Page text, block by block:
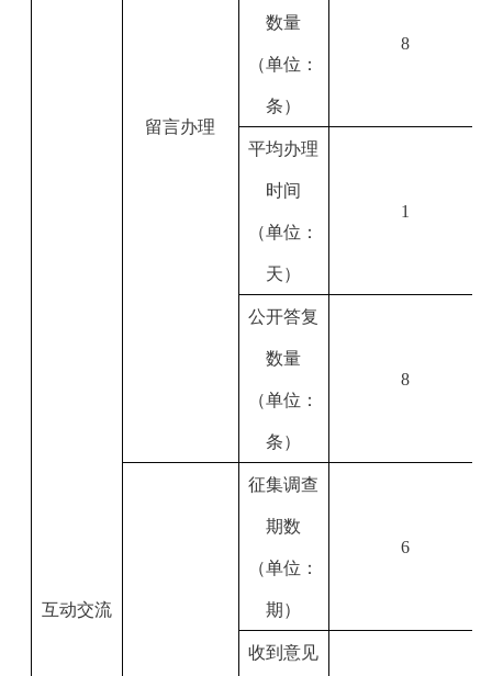
互动交流
留言办理
数量
（单位：
条）
8
平均办理
时间
（单位：
天）
1
公开答复
数量
（单位：
条）
8
征集调查
期数
（单位：
期）
6
收到意见